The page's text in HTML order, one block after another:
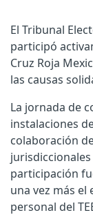
El Tribunal
participó
Cruz Roja
las causas
La jornada de
instalaciones
colaboración
participación
una vez más
personal del